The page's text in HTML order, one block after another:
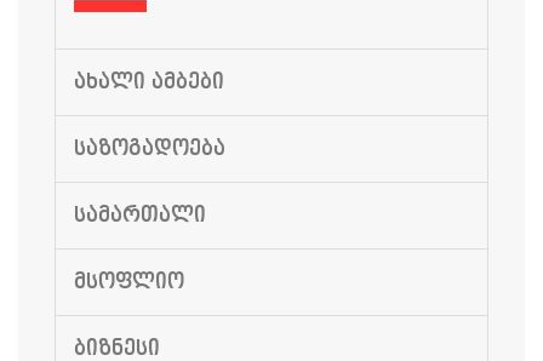
ᲐᲮᲐᲚᲘ ᲐᲛᲑᲔᲑᲘ
ᲡᲐᲖᲝᲒᲐᲓᲝᲔᲑᲐ
ᲡᲐᲛᲐᲠᲗᲐᲚᲘ
ᲛᲡᲝᲤᲚᲘᲝ
ᲑᲘᲖᲜᲔᲡᲘ